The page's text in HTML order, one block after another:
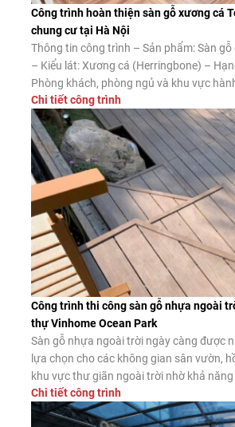
Công trình hoàn thiện sàn gỗ xương cá
chung cư tại Hà Nội
Thông tin công trình – Sản phẩm: Sàn gỗ
– Kiểu lát: Xương cá (Herringbone) –
Phòng khách, phòng ngủ và khu vực
thi công: Sàn Đẹp Ưu điểm của sàn gỗ
Teka A05 Ngoài vẻ đẹp nổi […]
Chi tiết công trình
Công trình thi công sàn gỗ nhựa ngoài
thự Vinhome Ocean Park
Sàn gỗ nhựa ngoài trời ngày càng được
lựa chọn cho các không gian sân vườn,
khu vực thư giãn ngoài trời nhờ khả
mối mọt và độ bền vượt trội. Dưới đây là
thi công sàn gỗ nhựa […]
Chi tiết công trình